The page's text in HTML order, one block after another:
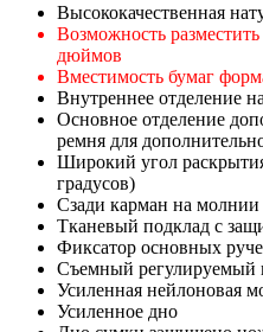
Высококачественная
Возможность
дюймов
Вместимость бумаг
Внутреннее отделение
Основное отделение
ремня для
Широкий угол
градусов)
Сзади карман на
Тканевый подклад с
Фиксатор основных
Съемный регулируемый
Усиленная нейлоновая
Усиленное дно